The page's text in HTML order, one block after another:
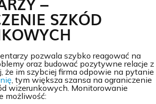
SZKÓD
pozwala szybko reagować na
oraz budować pozytywne relacje z
że im szybciej firma odpowie na pytanie
, tym większa szansa na ograniczenie
wizerunkowych. Monitorowanie
możliwość: